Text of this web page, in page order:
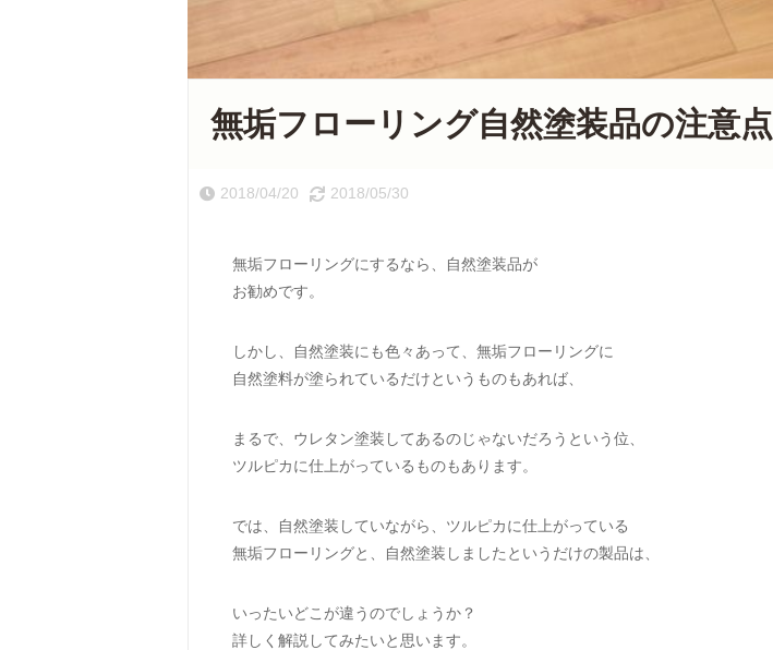
無垢フローリング自然塗装品の注意点
2018/04/20 2018/05/30
無垢フローリングにするなら、自然塗装品が
お勧めです。
しかし、自然塗装にも色々あって、無垢フローリングに
自然塗料が塗られているだけというものもあれば、
まるで、ウレタン塗装してあるのじゃないだろうという位、
ツルピカに仕上がっているものもあります。
では、自然塗装していながら、ツルピカに仕上がっている
無垢フローリングと、自然塗装しましたというだけの製品は、
いったいどこが違うのでしょうか？
詳しく解説してみたいと思います。